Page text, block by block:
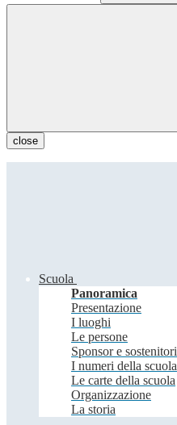
close
Scuola
Panoramica
Presentazione
I luoghi
Le persone
Sponsor e sostenitori
I numeri della scuola
Le carte della scuola
Organizzazione
La storia